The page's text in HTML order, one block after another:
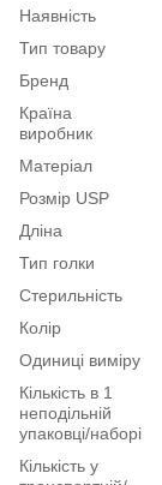
Наявність
Тип товару
Бренд
Країна
виробник
Матеріал
Розмір USP
Дліна
Тип голки
Стерильність
Колір
Одиниці виміру
Кількість в 1
неподільній
упаковці/наборі
Кількість у